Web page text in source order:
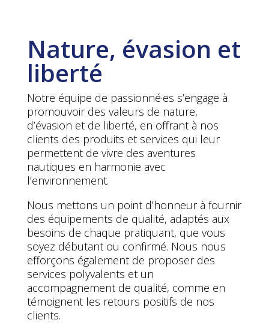
Nature, évasion et
liberté
Notre équipe de passionné·es s’engage à
promouvoir des valeurs de nature,
d’évasion et de liberté, en offrant à nos
clients des produits et services qui leur
permettent de vivre des aventures
nautiques en harmonie avec
l’environnement.
Nous mettons un point d’honneur à fournir
des équipements de qualité, adaptés aux
besoins de chaque pratiquant, que vous
soyez débutant ou confirmé. Nous nous
efforçons également de proposer des
services polyvalents et un
accompagnement de qualité, comme en
témoignent les retours positifs de nos
clients.